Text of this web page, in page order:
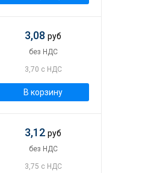
3,08руб
без НДС
3,70 с НДС
В корзину
3,12руб
без НДС
3,75 с НДС